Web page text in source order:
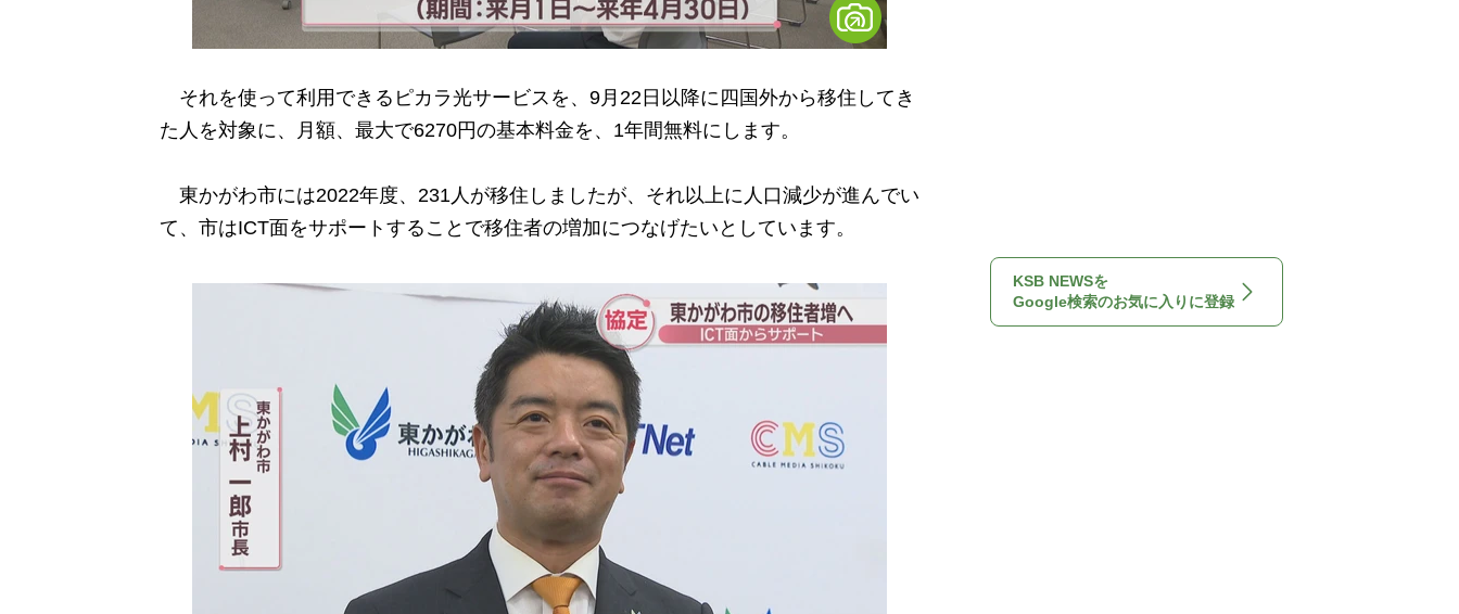
それを使って利用できるピカラ光サービスを、9月22日以降に四国外から移住してき
た人を対象に、月額、最大で6270円の基本料金を、1年間無料にします。
東かがわ市には2022年度、231人が移住しましたが、それ以上に人口減少が進んでい
て、市はICT面をサポートすることで移住者の増加につなげたいとしています。
KSB NEWSを
Google検索のお気に入りに登録